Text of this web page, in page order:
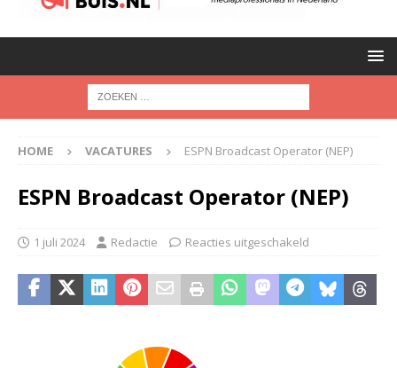
HOME VACATURES ESPN Broadcast Operator (NEP)
ESPN Broadcast Operator (NEP)
1 juli 2024 Redactie Reacties uitgeschakeld